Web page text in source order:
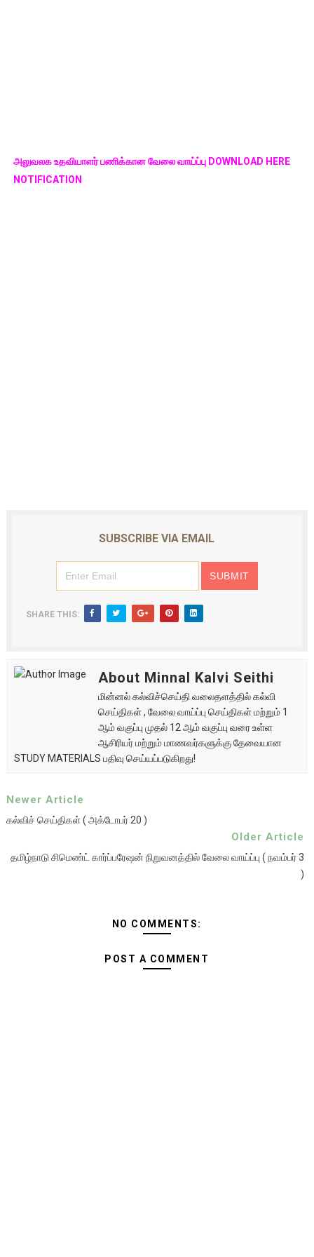
அலுவலக உதவியாளர் பணிக்கான வேலை வாய்ப்பு DOWNLOAD HERE
NOTIFICATION
SUBSCRIBE VIA EMAIL
SHARE THIS:
About Minnal Kalvi Seithi
மின்னல் கல்விச்செய்தி வலைதளத்தில் கல்வி
செய்திகள் , வேலை வாய்ப்பு செய்திகள் மற்றும் 1
ஆம் வகுப்பு முதல் 12 ஆம் வகுப்பு வரை உள்ள
ஆசிரியர் மற்றும் மாணவர்களுக்கு தேவையான
STUDY MATERIALS பதிவு செய்யப்படுகிறது!
Newer Article
கல்விச் செய்திகள் ( அக்டோபர் 20 )
Older Article
தமிழ்நாடு சிமெண்ட் கார்ப்பரேஷன் நிறுவனத்தில் வேலை வாய்ப்பு ( நவம்பர் 3
)
NO COMMENTS:
POST A COMMENT